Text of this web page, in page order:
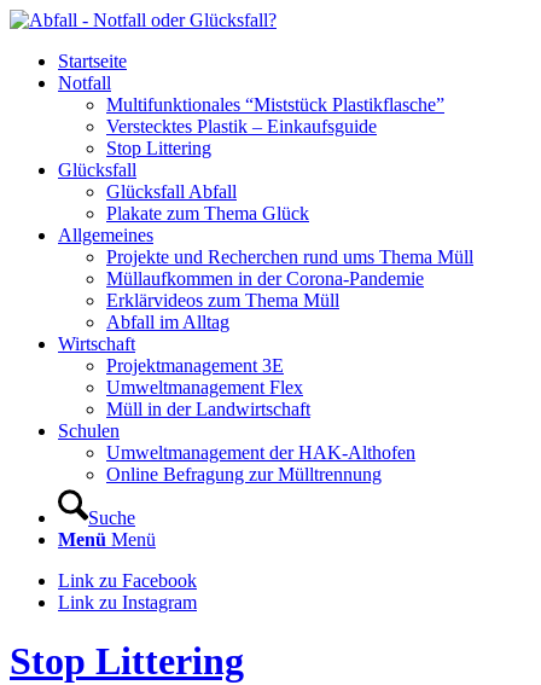
Startseite
Notfall
Multifunktionales “Miststück Plastikflasche”
Verstecktes Plastik – Einkaufsguide
Stop Littering
Glücksfall
Glücksfall Abfall
Plakate zum Thema Glück
Allgemeines
Projekte und Recherchen rund ums Thema Müll
Müllaufkommen in der Corona-Pandemie
Erklärvideos zum Thema Müll
Abfall im Alltag
Wirtschaft
Projektmanagement 3E
Umweltmanagement Flex
Müll in der Landwirtschaft
Schulen
Umweltmanagement der HAK-Althofen
Online Befragung zur Mülltrennung
Suche
Menü Menü
Link zu Facebook
Link zu Instagram
Stop Littering